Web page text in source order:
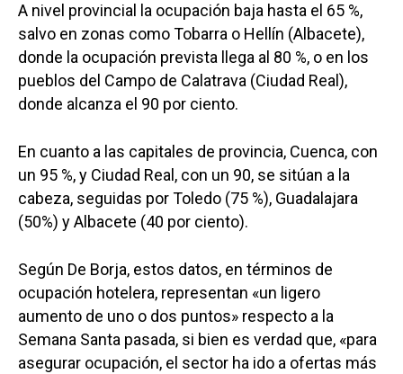
A nivel provincial la ocupación baja hasta el 65 %,
salvo en zonas como Tobarra o Hellín (Albacete),
donde la ocupación prevista llega al 80 %, o en los
pueblos del Campo de Calatrava (Ciudad Real),
donde alcanza el 90 por ciento.
En cuanto a las capitales de provincia, Cuenca, con
un 95 %, y Ciudad Real, con un 90, se sitúan a la
cabeza, seguidas por Toledo (75 %), Guadalajara
(50%) y Albacete (40 por ciento).
Según De Borja, estos datos, en términos de
ocupación hotelera, representan «un ligero
aumento de uno o dos puntos» respecto a la
Semana Santa pasada, si bien es verdad que, «para
asegurar ocupación, el sector ha ido a ofertas más